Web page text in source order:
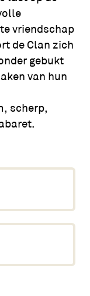
vriendschap
de Clan zich
gebukt
van hun
scherp,
betekent